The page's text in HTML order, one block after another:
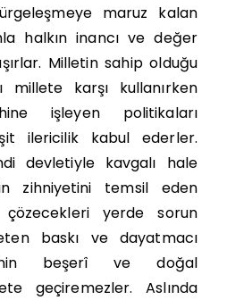
maruz kalan
halkın inancı ve değer
Milletin sahip olduğu
millete karşı kullanırken
işleyen politikaları
ilericilik kabul ederler.
devletiyle kavgalı hale
zihniyetini temsil eden
yerde sorun
baskı ve dayatmacı
beşerî ve doğal
geçiremezler. Aslında